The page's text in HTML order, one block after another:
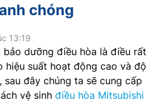
chóng
13:19
dưỡng điều hòa là điều rất
hiệu suất hoạt động cao và độ
sau đây chúng ta sẽ cung cấp
vệ sinh điều hòa Mitsubishi